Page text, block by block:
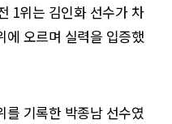
1위는 김인화 선수가 차
에 오르며 실력을 입증했
를 기록한 박종남 선수였